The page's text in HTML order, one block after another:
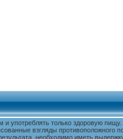
употреблять только здоровую
взгляды противоположного
необходимо иметь